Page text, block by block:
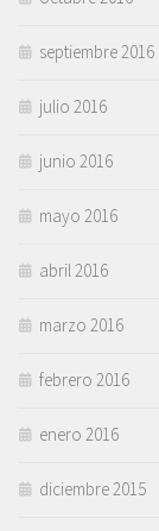
septiembre 2016
julio 2016
junio 2016
mayo 2016
abril 2016
marzo 2016
febrero 2016
enero 2016
diciembre 2015